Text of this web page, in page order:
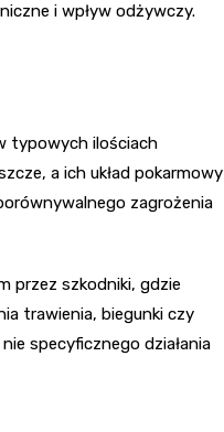
i wpływ odżywczy.
typowych ilościach
a ich układ pokarmowy
zagrożenia
przez szkodniki, gdzie
trawienia, biegunki czy
nie specyficznego działania